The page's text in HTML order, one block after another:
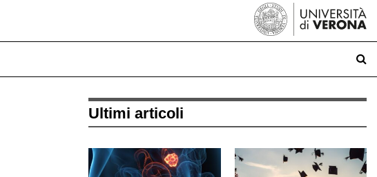
Ultimi articoli